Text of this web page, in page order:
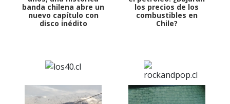
banda chilena abre un
nuevo capítulo con
disco inédito
los precios de los
combustibles en
Chile?